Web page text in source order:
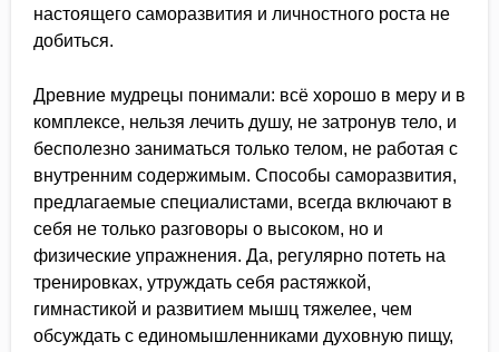
настоящего саморазвития и личностного роста не
добиться.
Древние мудрецы понимали: всё хорошо в меру и в
комплексе, нельзя лечить душу, не затронув тело, и
бесполезно заниматься только телом, не работая с
внутренним содержимым. Способы саморазвития,
предлагаемые специалистами, всегда включают в
себя не только разговоры о высоком, но и
физические упражнения. Да, регулярно потеть на
тренировках, утруждать себя растяжкой,
гимнастикой и развитием мышц тяжелее, чем
обсуждать с единомышленниками духовную пищу,